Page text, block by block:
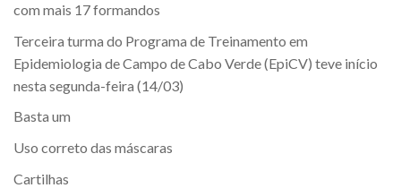
com mais 17 formandos
Terceira turma do Programa de Treinamento em
Epidemiologia de Campo de Cabo Verde (EpiCV) teve início
nesta segunda-feira (14/03)
Basta um
Uso correto das máscaras
Cartilhas